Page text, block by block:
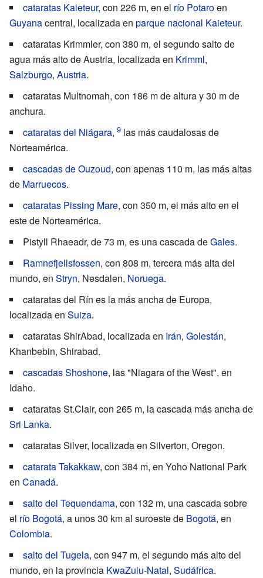
cataratas Kaieteur, con 226 m, en el río Potaroen
Guyanacentral, localizada en parque nacional Kaieteur.
cataratas Krimmler, con 380 m, el segundo salto de
agua más alto de Austria, localizada en Krimml,
Salzburgo, Austria.
cataratas Multnomah, con 186 m de altura y 30 m de
anchura.
cataratas del Niágara,
las más caudalosas de
Norteamérica.
cascadas de Ouzoud, con apenas 110 m, las más altas
de Marruecos.
cataratas Pissing Mare, con 350 m, el más alto en el
este de Norteamérica.
Pistyll Rhaeadr, de 73 m, es una cascada deGales.
Ramnefjellsfossen, con 808 m, tercera más alta del
mundo, en Stryn, Nesdalen, Noruega.
cataratas del Rín es la más ancha de Europa,
localizada en Suiza.
cataratas ShirAbad, localizada en Irán, Golestán,
Khanbebin, Shirabad.
cascadas Shoshone, las "Niagara of the West", en
Idaho.
cataratas St.Clair, con 265 m, la cascada más ancha de
Sri Lanka.
cataratas Silver, localizada en Silverton, Oregon.
catarata Takakkaw, con 384 m, en Yoho National Park
en Canadá.
salto del Tequendama, con 132 m, una cascada sobre
el río Bogotá, a unos 30 km al suroeste de Bogotá, en
Colombia.
salto del Tugela, con 947 m, el segundo más alto del
mundo, en la provincia KwaZulu-Natal, Sudáfrica.